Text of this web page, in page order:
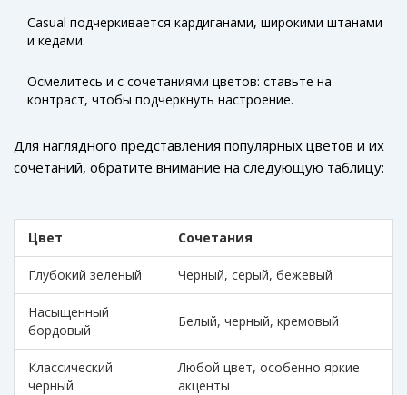
Casual подчеркивается кардиганами, широкими штанами
и кедами.
Осмелитесь и с сочетаниями цветов: ставьте на
контраст, чтобы подчеркнуть настроение.
Для наглядного представления популярных цветов и их
сочетаний, обратите внимание на следующую таблицу:
Цвет Сочетания
Глубокий зеленый Черный, серый, бежевый
Насыщенный
бордовый
Белый, черный, кремовый
Классический
черный
Любой цвет, особенно яркие
акценты